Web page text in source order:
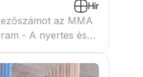
Hír
az MMA
- A nyertes és
megtekinthető